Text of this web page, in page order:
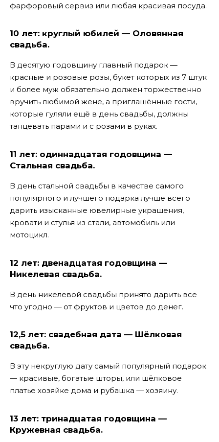
фарфоровый сервиз или любая красивая посуда.
10 лет: круглый юбилей — Оловянная
свадьба.
В десятую годовщину главный подарок —
красные и розовые розы, букет которых из 7 штук
и более муж обязательно должен торжественно
вручить любимой жене, а приглашённые гости,
которые гуляли ещё в день свадьбы, должны
танцевать парами и с розами в руках.
11 лет: одиннадцатая годовщина —
Стальная свадьба.
В день стальной свадьбы в качестве самого
популярного и лучшего подарка лучше всего
дарить изысканные ювелирные украшения,
кровати и стулья из стали, автомобиль или
мотоцикл.
12 лет: двенадцатая годовщина —
Никелевая свадьба.
В день никелевой свадьбы принято дарить всё
что угодно — от фруктов и цветов до денег.
12,5 лет: свадебная дата — Шёлковая
свадьба.
В эту некруглую дату самый популярный подарок
— красивые, богатые шторы, или шёлковое
платье хозяйке дома и рубашка — хозяину.
13 лет: тринадцатая годовщина —
Кружевная свадьба.